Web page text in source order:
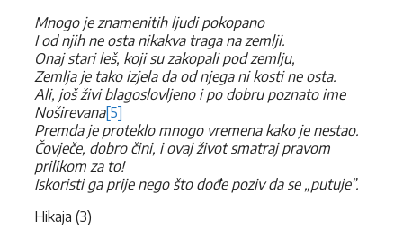
Mnogo je znamenitih ljudi pokopano
I od njih ne osta nikakva traga na zemlji.
Onaj stari leš, koji su zakopali pod zemlju,
Zemlja je tako izjela da od njega ni kosti ne osta.
Ali, još živi blagoslovljeno i po dobru poznato ime
Noširevana[5]
Premda je proteklo mnogo vremena kako je nestao.
Čovječe, dobro čini, i ovaj život smatraj pravom
prilikom za to!
Iskoristi ga prije nego što dođe poziv da se „putuje”.
Hikaja (3)